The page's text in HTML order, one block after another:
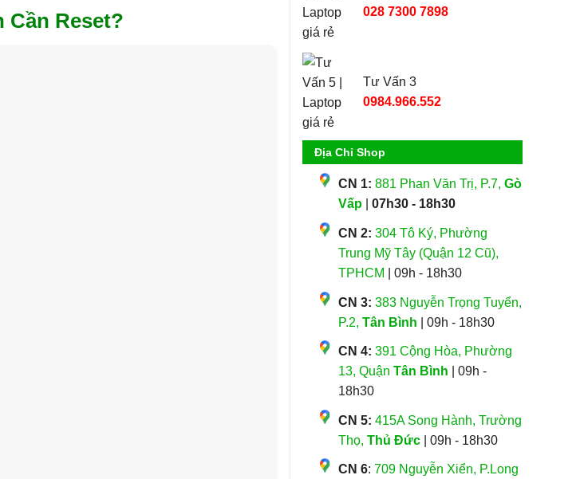
Cần Reset?
028 7300 7898
Tư Vấn 3
0984.966.552
Địa Chỉ Shop
CN 1: 881 Phan Văn Trị, P.7, Gò
Vấp| 07h30 - 18h30
CN 2: 304 Tô Ký, Phường
Trung Mỹ Tây (Quận 12 Cũ),
TPHCM | 09h - 18h30
CN 3: 383 Nguyễn Trọng Tuyển,
P.2, Tân Bình | 09h - 18h30
CN 4: 391 Cộng Hòa, Phường
13, Quận Tân Bình | 09h -
18h30
CN 5: 415A Song Hành, Trường
Thọ, Thủ Đức| 09h - 18h30
CN 6: 709 Nguyễn Xiển, P.Long